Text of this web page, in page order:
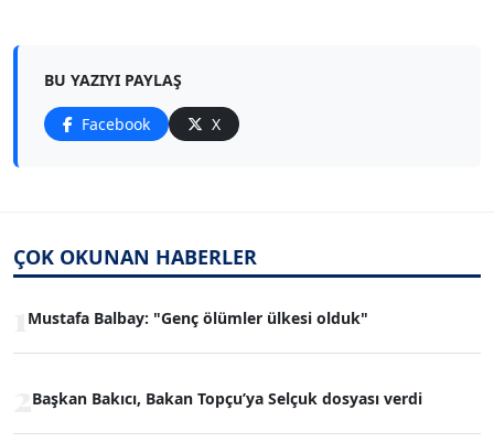
BU YAZIYI PAYLAŞ
Facebook X
ÇOK OKUNAN HABERLER
Mustafa Balbay: "Genç ölümler ülkesi olduk"
Başkan Bakıcı, Bakan Topçu’ya Selçuk dosyası verdi